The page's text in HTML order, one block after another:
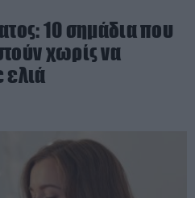
10 σημάδια που
χωρίς να
ελιά